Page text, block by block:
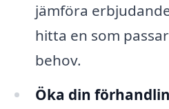
jämföra
hitta en som
behov.
Öka din